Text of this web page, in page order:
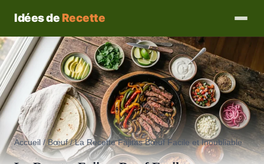
contenu
Idées de Recette
Accueil / Bœuf / La Recette Fajitas Bœuf Facile et Inoubliable